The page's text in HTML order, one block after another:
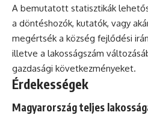
A bemutatott statisztikák
a döntéshozók, kutatók, vagy
megértsék a község fejlődési
illetve a lakosságszám
gazdasági következményeket.
Érdekességek
Magyarország teljes